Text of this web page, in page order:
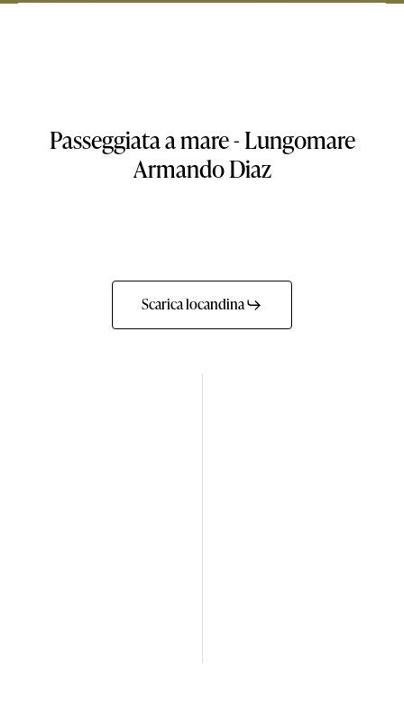
Passeggiata a mare - Lungomare
Armando Diaz
Scarica locandina